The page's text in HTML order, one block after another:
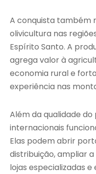
A conquista também
olivicultura nas
Espírito Santo. A
agrega valor à
economia rural e
experiência nas
Além da qualidade
internacionais
Elas podem abrir
distribuição, ampliar
lojas especializadas